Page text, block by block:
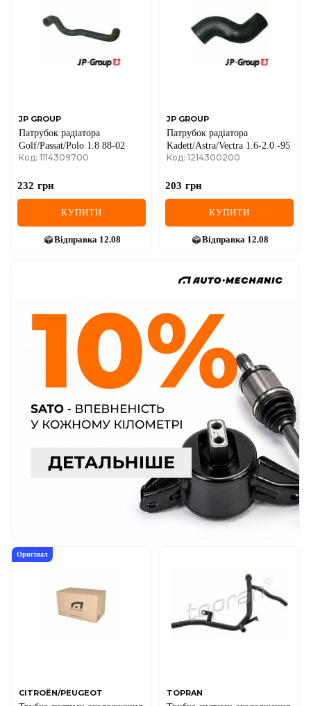
JP GROUP
Патрубок радіатора
Golf/Passat/Polo 1.8 88-02
Код: 1114309700
232 грн
КУПИТИ
Відправка 12.08
JP GROUP
Патрубок радіатора
Kadett/Astra/Vectra 1.6-2.0 -95
Код: 1214300200
203 грн
КУПИТИ
Відправка 12.08
Оригінал
CITROËN/PEUGEOT TOPRAN